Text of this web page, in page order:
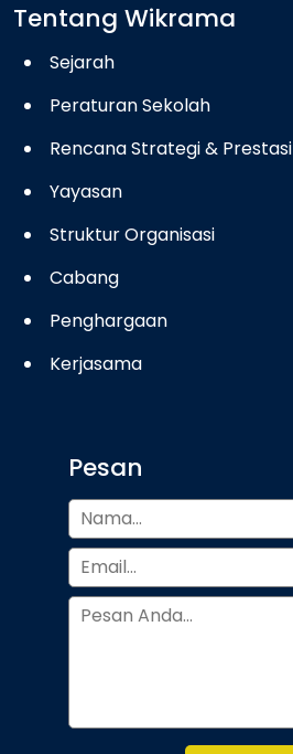
Tentang Wikrama
Sejarah
Peraturan Sekolah
Rencana Strategi & Prestasi
Yayasan
Struktur Organisasi
Cabang
Penghargaan
Kerjasama
Pesan